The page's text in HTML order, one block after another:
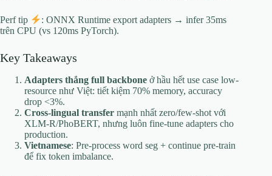
Perf tip
: ONNX Runtime export adapters → infer 35ms
trên CPU (vs 120ms PyTorch).
Key Takeaways
Adapters thắng full backbone ở hầu hết use case low-
resource như Việt: tiết kiệm 70% memory, accuracy
drop <3%.
Cross-lingual transfer mạnh nhất zero/few-shot với
XLM-R/PhoBERT, nhưng luôn fine-tune adapters cho
production.
Vietnamese: Pre-process word seg + continue pre-train
để fix token imbalance.